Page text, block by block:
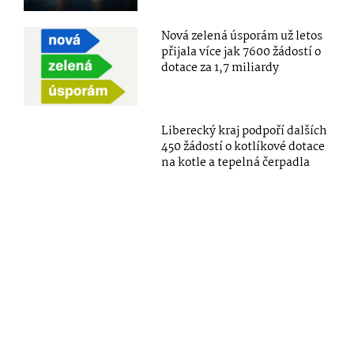
Nová zelená úsporám už letos
přijala více jak 7600 žádostí o
dotace za 1,7 miliardy
Liberecký kraj podpoří dalších
450 žádostí o kotlíkové dotace
na kotle a tepelná čerpadla